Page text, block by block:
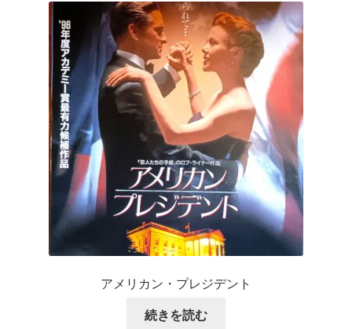
アメリカン・プレジデント
続きを読む